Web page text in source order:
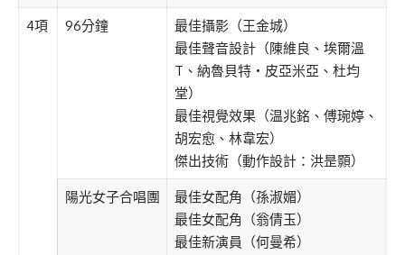
4項 96分鐘
最佳攝影（王金城）
最佳聲音設計（陳維良、埃爾溫
T、納魯貝特・皮亞米亞、杜均
堂）
最佳視覺效果（温兆銘、傅琬婷、
胡宏愈、林韋宏）
傑出技術（動作設計：洪昰顥）
陽光女子合唱團
最佳女配角（孫淑媚）
最佳女配角（翁倩玉）
最佳新演員（何曼希）